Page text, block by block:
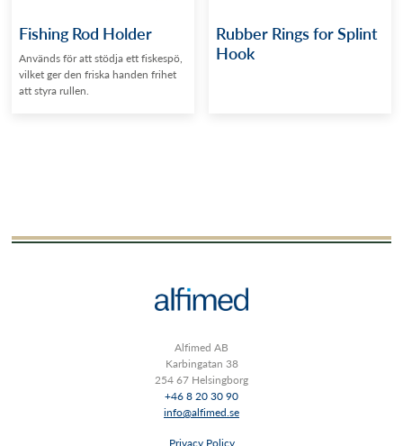
Fishing Rod Holder
Används för att stödja ett fiskespö,
vilket ger den friska handen frihet
att styra rullen.
Rubber Rings for Splint
Hook
Alfimed AB
Karbingatan 38
254 67 Helsingborg
+46 8 20 30 90
info@alfimed.se